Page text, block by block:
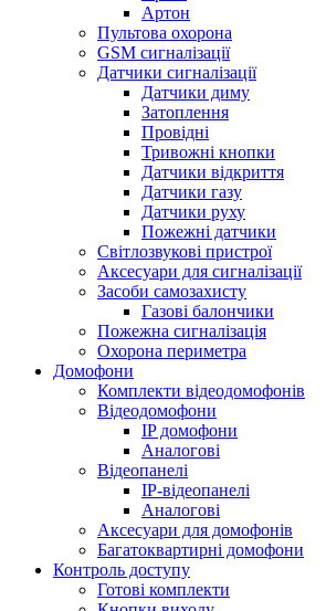
Артон
Пультова охорона
GSM сигналізації
Датчики сигналізації
Датчики диму
Затоплення
Провідні
Тривожні кнопки
Датчики відкриття
Датчики газу
Датчики руху
Пожежні датчики
Світлозвукові пристрої
Аксесуари для сигналізації
Засоби самозахисту
Газові балончики
Пожежна сигналізація
Охорона периметра
Домофони
Комплекти відеодомофонів
Відеодомофони
IP домофони
Аналогові
Відеопанелі
IP-відеопанелі
Аналогові
Аксесуари для домофонів
Багатоквартирні домофони
Контроль доступу
Готові комплекти